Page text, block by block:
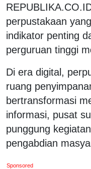
perpustakaan
indikator penting
perguruan tinggi
Di era digital,
ruang
bertransformasi
informasi, pusat
punggung
pengabdian
Sponsored